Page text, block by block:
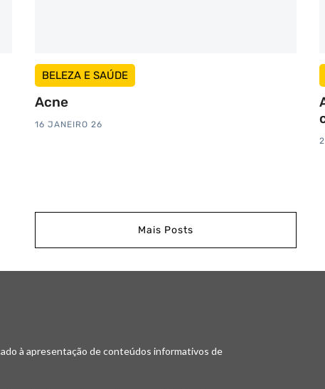
BELEZA E SAÚDE
Acne
16 JANEIRO 26
Mais Posts
à apresentação de conteúdos informativos de